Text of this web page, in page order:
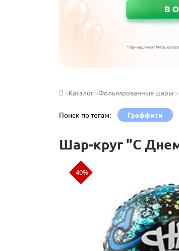
Каталог Фольгированные шары
Поиск по тегам: Граффити
Шар-круг "С
-40%